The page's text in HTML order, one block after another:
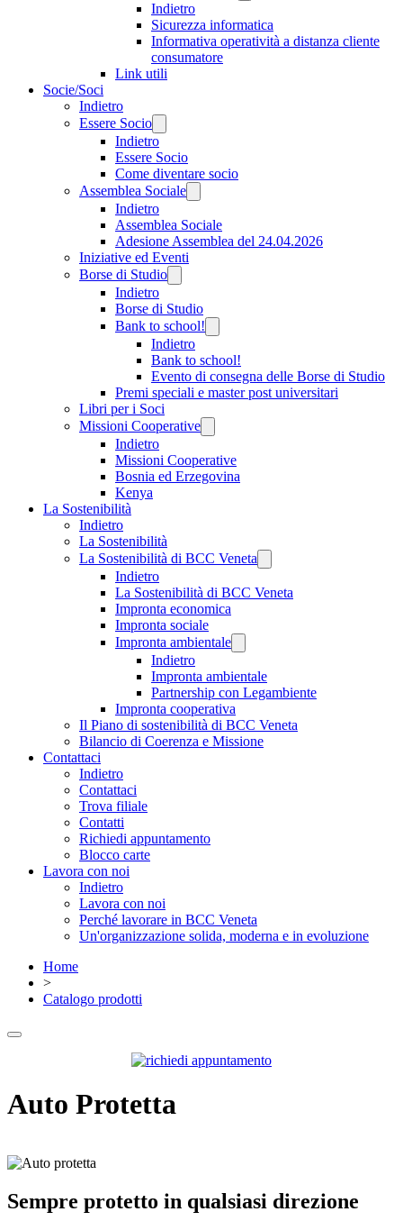
Indietro
Sicurezza informatica
Informativa operatività a distanza cliente
consumatore
Link utili
Socie/Soci
Indietro
Essere Socio
Indietro
Essere Socio
Come diventare socio
Assemblea Sociale
Indietro
Assemblea Sociale
Adesione Assemblea del 24.04.2026
Iniziative ed Eventi
Borse di Studio
Indietro
Borse di Studio
Bank to school!
Indietro
Bank to school!
Evento di consegna delle Borse di Studio
Premi speciali e master post universitari
Libri per i Soci
Missioni Cooperative
Indietro
Missioni Cooperative
Bosnia ed Erzegovina
Kenya
La Sostenibilità
Indietro
La Sostenibilità
La Sostenibilità di BCC Veneta
Indietro
La Sostenibilità di BCC Veneta
Impronta economica
Impronta sociale
Impronta ambientale
Indietro
Impronta ambientale
Partnership con Legambiente
Impronta cooperativa
Il Piano di sostenibilità di BCC Veneta
Bilancio di Coerenza e Missione
Contattaci
Indietro
Contattaci
Trova filiale
Contatti
Richiedi appuntamento
Blocco carte
Lavora con noi
Indietro
Lavora con noi
Perché lavorare in BCC Veneta
Un'organizzazione solida, moderna e in evoluzione
Home
>
Catalogo prodotti
Auto Protetta
Sempre protetto in qualsiasi direzione